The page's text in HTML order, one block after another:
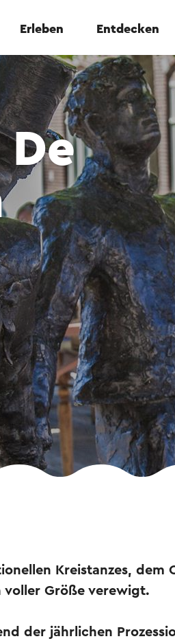
Erleben Entdecken
Kreistanzes, dem
voller Größe verewigt.
der jährlichen